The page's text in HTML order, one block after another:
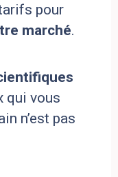
pour
marché.
qui vous
n’est pas